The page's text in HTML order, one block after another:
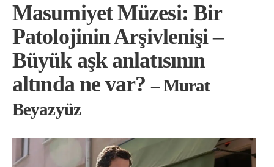
Masumiyet Müzesi: Bir
Patolojinin Arşivlenişi –
Büyük aşk anlatısının
altında ne var?– Murat
Beyazyüz